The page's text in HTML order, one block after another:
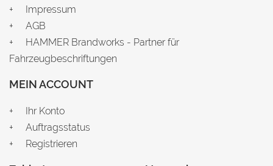
Impressum
AGB
HAMMER Brandworks - Partner für
Fahrzeugbeschriftungen
MEIN ACCOUNT
Ihr Konto
Auftragsstatus
Registrieren